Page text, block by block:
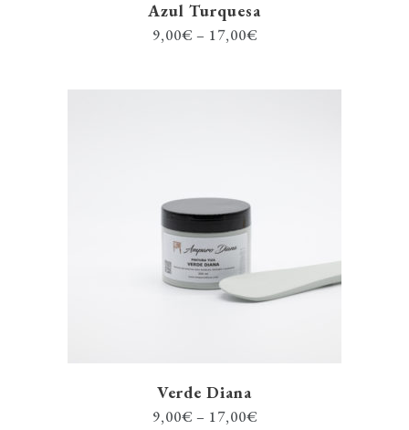
Azul Turquesa
9,00€ – 17,00€
Verde Diana
9,00€ – 17,00€